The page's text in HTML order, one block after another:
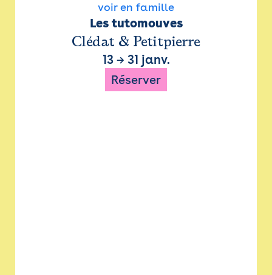
voir en famille
Les tutomouves
Clédat & Petitpierre
13→ 31 janv.
Réserver